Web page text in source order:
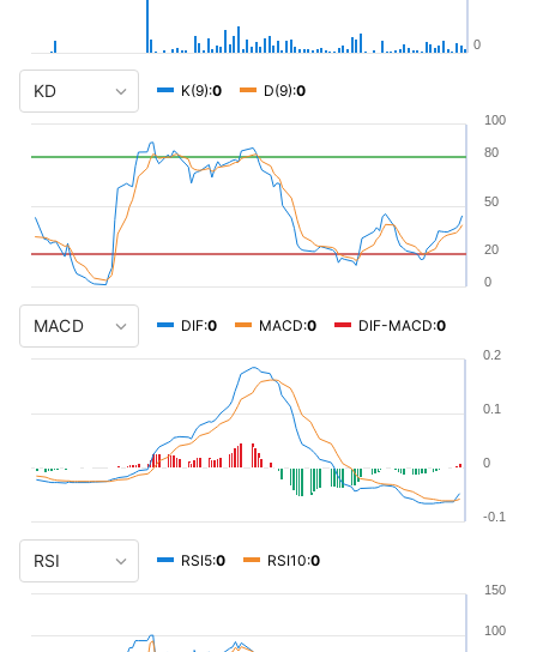
0
K(9):0 D(9):0
0
20
50
80
100
DIF:0 MACD:0 DIF-MACD:0
-0.1
0
0.1
0.2
RSI5:0 RSI10:0
100
150